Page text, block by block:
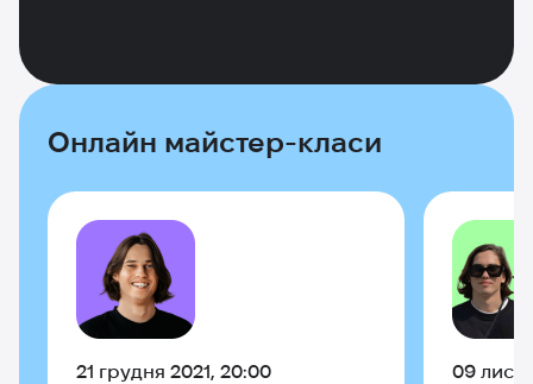
Онлайн майстер-класи
21 грудня 2021, 20:00 09